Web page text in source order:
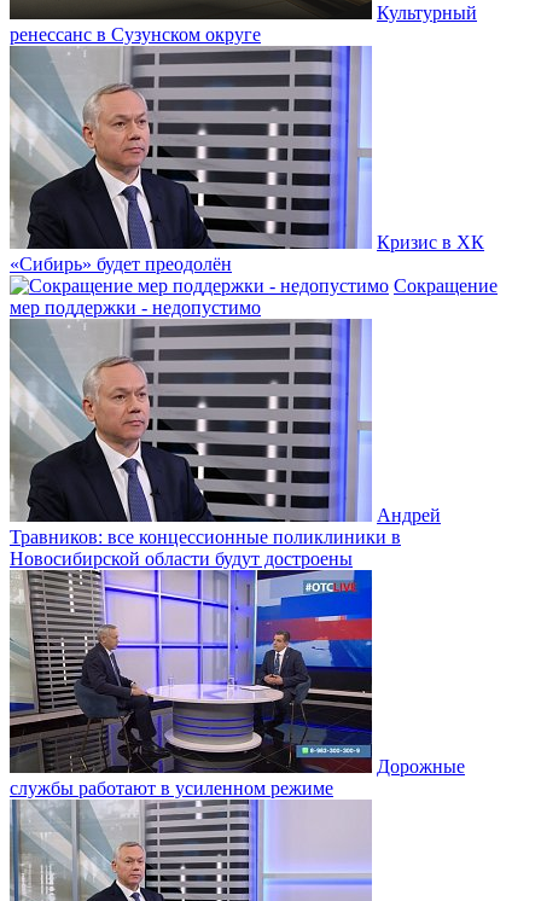
Культурный
ренессанс в Сузунском округе
Кризис в ХК
«Сибирь» будет преодолён
Сокращение
мер поддержки - недопустимо
Андрей
Травников: все концессионные поликлиники в
Новосибирской области будут достроены
Дорожные
службы работают в усиленном режиме